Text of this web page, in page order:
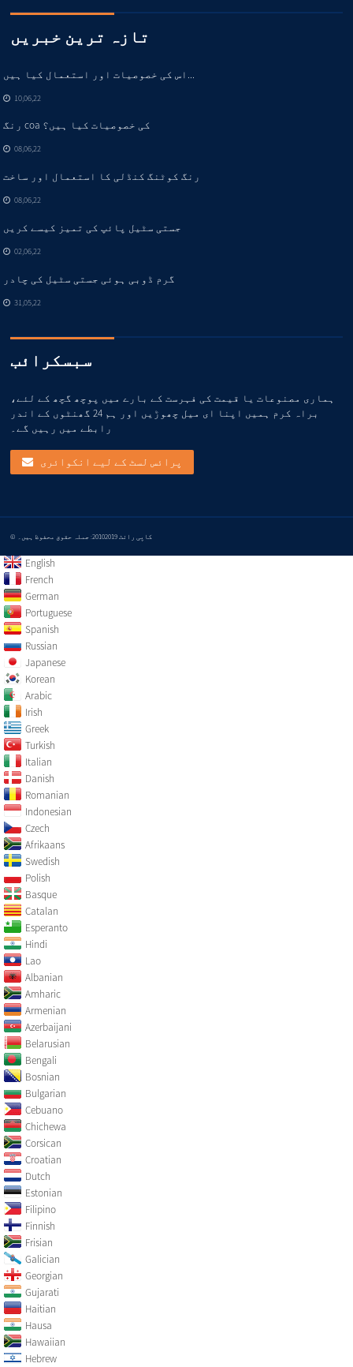
تازہ ترین خبریں
اس کی خصوصیات اور استعمال کیا ہیں...
10,06,22
رنگ coa کی خصوصیات کیا ہیں؟
08,06,22
رنگ کوٹنگ کنڈلی کا استعمال اور ساخت
08,06,22
جستی سٹیل پائپ کی تمیز کیسے کریں
02,06,22
گرم ڈوبی ہوئی جستی سٹیل کی چادر
31,05,22
سبسکرائب
ہماری مصنوعات یا قیمت کی فہرست کے بارے میں پوچھ گچھ کے لئے،
براہ کرم ہمیں اپنا ای میل چھوڑیں اور ہم 24 گھنٹوں کے اندر
رابطے میں رہیں گے۔
پرائس لسٹ کے لیے انکوائری
© کاپی رائٹ 20102019: جملہ حقوق محفوظ ہیں۔
English
French
German
Portuguese
Spanish
Russian
Japanese
Korean
Arabic
Irish
Greek
Turkish
Italian
Danish
Romanian
Indonesian
Czech
Afrikaans
Swedish
Polish
Basque
Catalan
Esperanto
Hindi
Lao
Albanian
Amharic
Armenian
Azerbaijani
Belarusian
Bengali
Bosnian
Bulgarian
Cebuano
Chichewa
Corsican
Croatian
Dutch
Estonian
Filipino
Finnish
Frisian
Galician
Georgian
Gujarati
Haitian
Hausa
Hawaiian
Hebrew